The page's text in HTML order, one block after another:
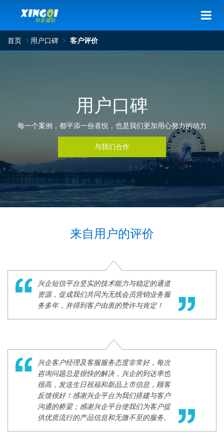
首页 用户口碑 客户评价
用户口碑
每一个案例，都平添一份喜悦，也是我们更加用心努力的动力
与我们合作
来自用户的评价
兴企短信平台坚实的技术能力与稳定的通道
资源，促成我们共同为无线会员营销业务服
务多年，并得到客户由衷的赞许与肯定！
兴企客户经理及客服服务态度非常好，每次
咨询问题总是很快的解决，兴企的到达率也
很高，发送生日祝福和新品上市信息，顾客
反馈很好！感谢兴企平台为我们搭建与客户
沟通的桥梁；感谢兴企平台使我们为客户提
供优质流行的产品信息和无微不至的服务。